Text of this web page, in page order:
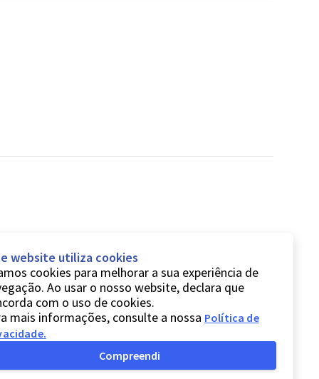
website utiliza cookies
cookies para melhorar a sua experiência de
Ao usar o nosso website, declara que
com o uso de cookies.
mais informações, consulte a nossa Política de
.
Compreendi